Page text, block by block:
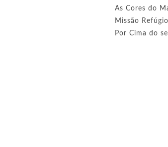
As Cores do
Missão Refúgio
Por Cima do